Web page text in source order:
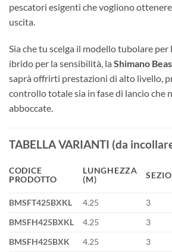
pescatori esigenti che vogliono
uscita.
Sia che tu scelga il modello tubolare per
ibrido per la sensibilità, la Shimano
saprà offrirti prestazioni di alto livello,
controllo totale sia in fase di lancio che
abboccate.
TABELLA VARIANTI (da
CODICE
PRODOTTO
LUNGHEZZA
(M)
BMSFT425BXKL 4.25 3
BMSFH425BXKL
4.25 3
BMSFH425BXK
4.25 3